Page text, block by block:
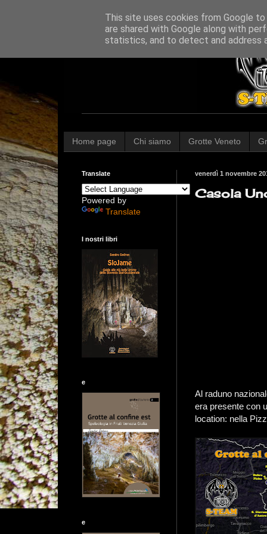
Home page Chi siamo Grotte Veneto
venerdì 1 novembre
Casola
Al raduno
era presente con
location: nella
Translate
Powered by
Translate
I nostri libri
e
e
This site uses cookies from Google
are shared with Google along with
statistics, and to detect and address